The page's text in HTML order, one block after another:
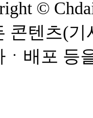
©
콘텐츠(
배포 등